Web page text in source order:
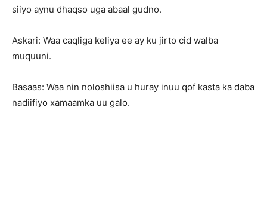
siiyo aynu dhaqso uga abaal gudno.
Askari: Waa caqliga keliya ee ay ku jirto cid walba
muquuni.
Basaas: Waa nin noloshiisa u huray inuu qof kasta ka daba
nadiifiyo xamaamka uu galo.